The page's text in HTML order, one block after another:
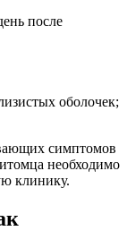
после
оболочек;
симптомов
необходимо
клинику.